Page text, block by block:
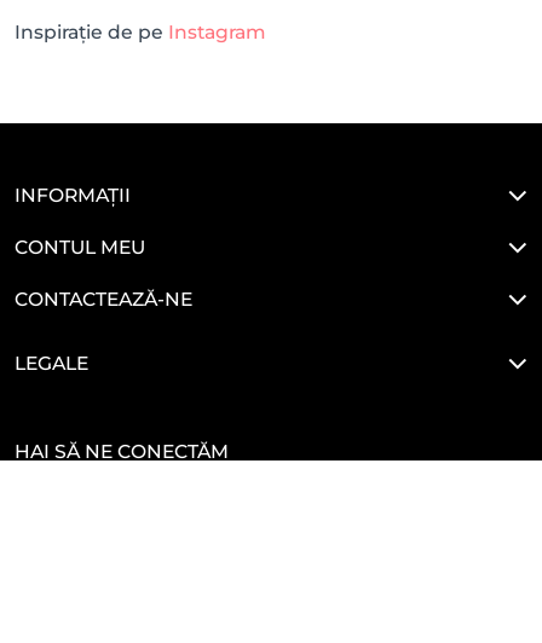
Inspirație de pe Instagram
INFORMAȚII
CONTUL MEU
CONTACTEAZĂ-NE
LEGALE
HAI SĂ NE CONECTĂM